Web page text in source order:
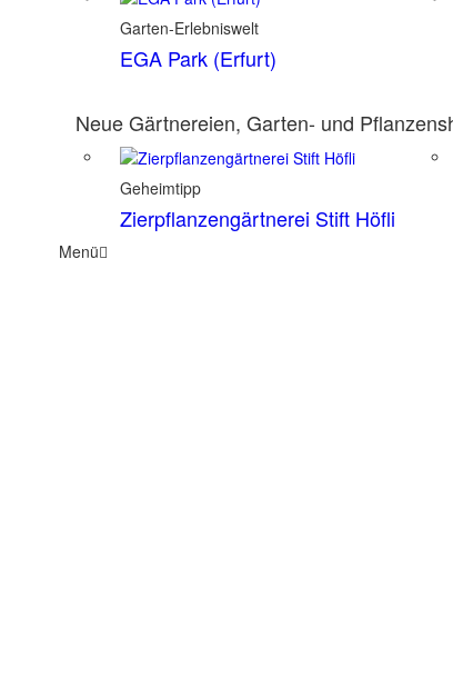
Garten-Erlebniswelt
EGA Park (Erfurt)
Neue Gärtnereien, Garten- und
Geheimtipp
Zierpflanzengärtnerei Stift Höfli
Menü